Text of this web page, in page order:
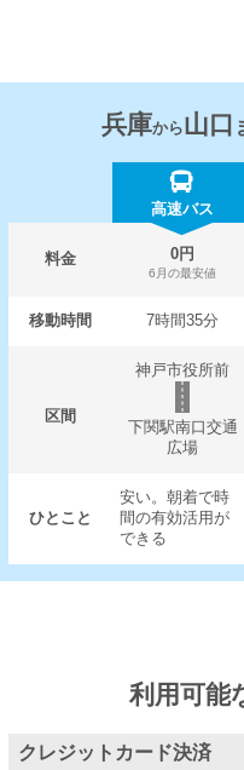
兵庫から山口
高速バス
料金 0円
6月の最安値
移動時間 7時間35分
区間
神戸市役所前
下関駅南口交通
広場
ひとこと
安い。朝着で時
間の有効活用が
できる
利用可能
クレジットカード決済